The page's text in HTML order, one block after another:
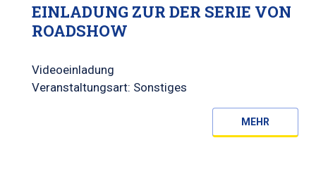
EINLADUNG ZUR DER SERIE VON
ROADSHOW
Videoeinladung
Veranstaltungsart: Sonstiges
MEHR